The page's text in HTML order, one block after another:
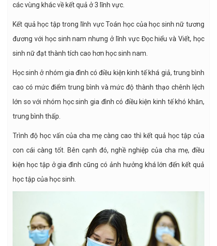
các vùng khác về kết quả ở 3 lĩnh vực.
Kết quả học tập trong lĩnh vực Toán học của học sinh nữ tương
đương với học sinh nam nhưng ở lĩnh vực Đọc hiểu và Viết, học
sinh nữ đạt thành tích cao hơn học sinh nam.
Học sinh ở nhóm gia đình có điều kiện kinh tế khá giả, trung bình
cao có mức điểm trung bình và mức độ thành thạo chênh lệch
lớn so với nhóm học sinh gia đình có điều kiện kinh tế khó khăn,
trung bình thấp.
Trình độ học vấn của cha mẹ càng cao thì kết quả học tập của
con cái càng tốt. Bên cạnh đó, nghề nghiệp của cha mẹ, điều
kiện học tập ở gia đình cũng có ảnh hưởng khá lớn đến kết quả
học tập của học sinh.